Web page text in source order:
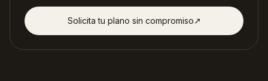
Solicita tu plano sin compromiso↗︎